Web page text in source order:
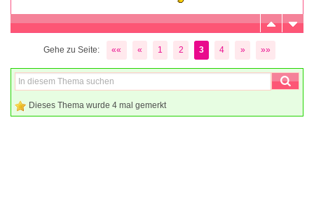
Gehe zu Seite: «« « 1 2 3 4 » »»
Dieses Thema wurde 4 mal gemerkt